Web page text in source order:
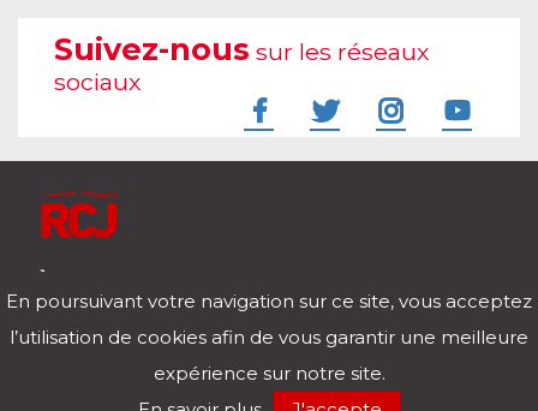
Suivez-nous sur les réseaux
sociaux
Télécharger notre application pour iOs et Android
En poursuivant votre navigation sur ce site, vous acceptez
l’utilisation de cookies afin de vous garantir une meilleure
expérience sur notre site.